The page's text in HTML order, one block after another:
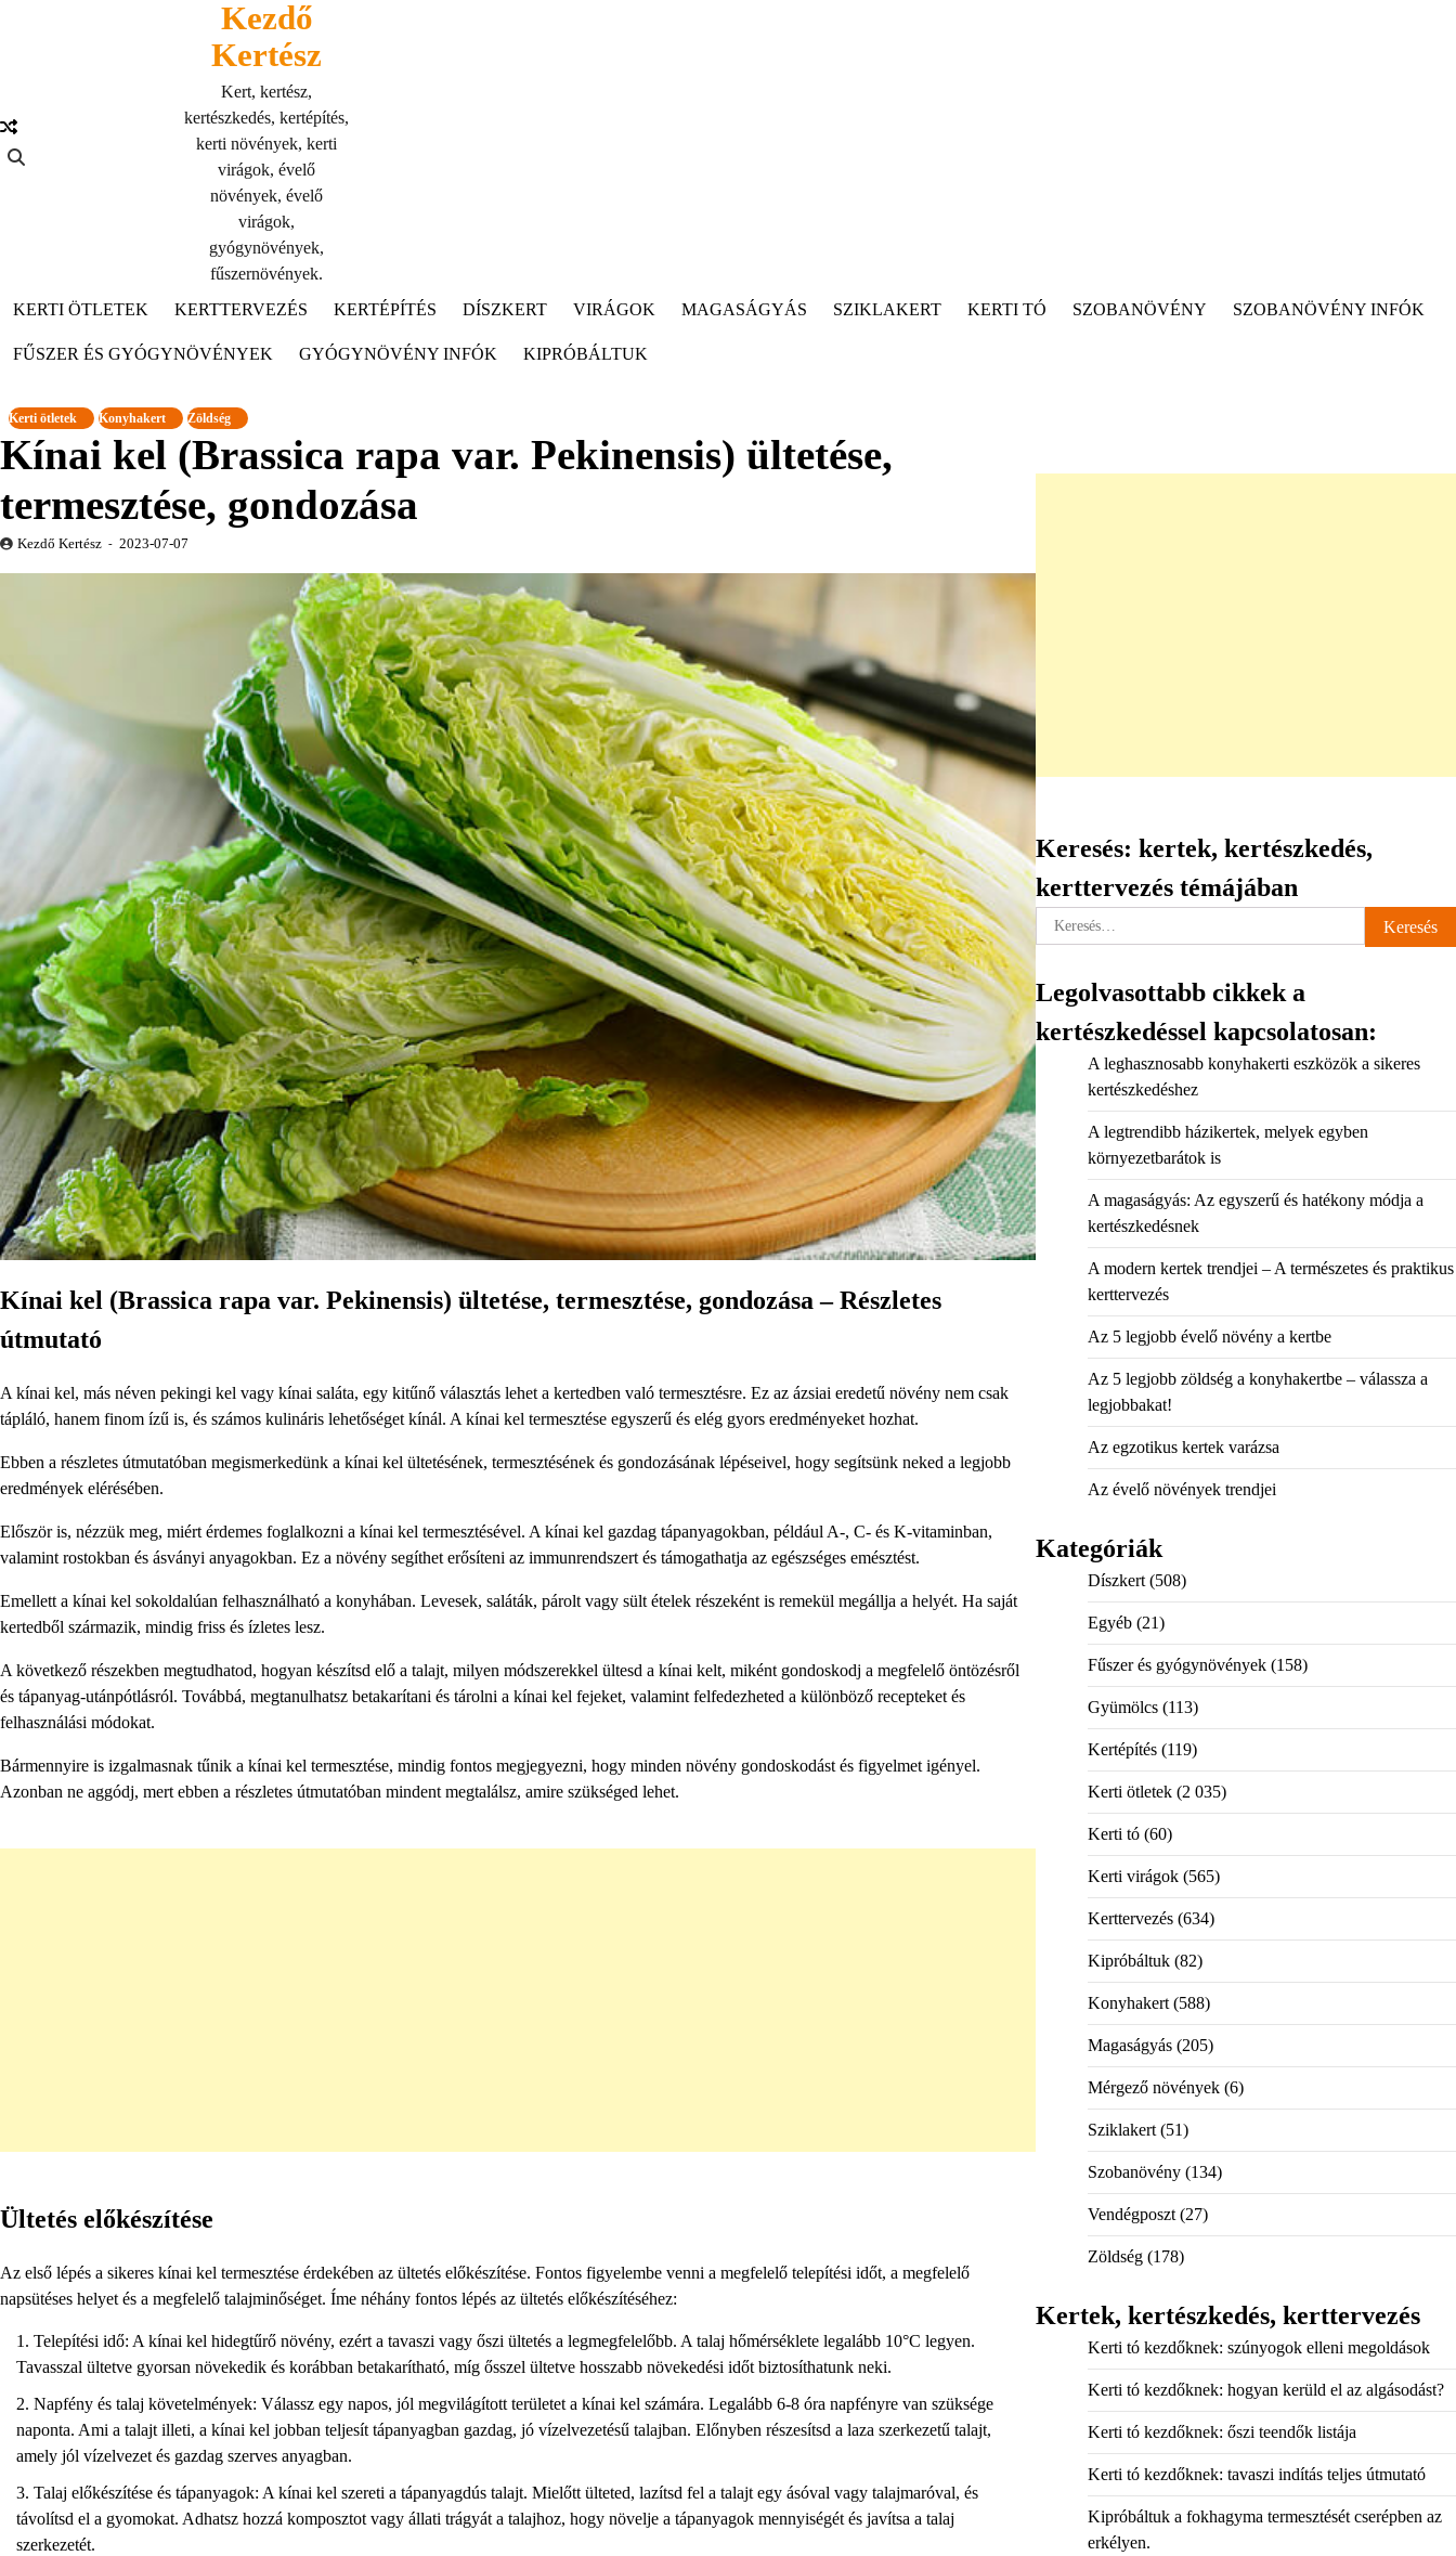
Kezdő
Kertész
Kert, kertész,
kertészkedés, kertépítés,
kerti növények, kerti
virágok, évelő
növények, évelő
virágok,
gyógynövények,
fűszernövények.
KERTI ÖTLETEK
KERTTERVEZÉS KERTÉPÍTÉS DÍSZKERT VIRÁGOK MAGASÁGYÁS SZIKLAKERT KERTI TÓ SZOBANÖVÉNY SZOBANÖVÉNY INFÓK
FŰSZER ÉS GYÓGYNÖVÉNYEK GYÓGYNÖVÉNY INFÓK KIPRÓBÁLTUK
Kerti ötletek Konyhakert Zöldség
Kínai kel (Brassica rapa var. Pekinensis) ültetése,
termesztése, gondozása
Kezdő Kertész 2023-07-07
Kínai kel (Brassica rapa var. Pekinensis) ültetése, termesztése, gondozása – Részletes
útmutató
A kínai kel, más néven pekingi kel vagy kínai saláta, egy kitűnő választás lehet a kertedben való termesztésre. Ez az ázsiai eredetű növény nem csak
tápláló, hanem finom ízű is, és számos kulináris lehetőséget kínál. A kínai kel termesztése egyszerű és elég gyors eredményeket hozhat.
Ebben a részletes útmutatóban megismerkedünk a kínai kel ültetésének, termesztésének és gondozásának lépéseivel, hogy segítsünk neked a legjobb
eredmények elérésében.
Először is, nézzük meg, miért érdemes foglalkozni a kínai kel termesztésével. A kínai kel gazdag tápanyagokban, például A-, C- és K-vitaminban,
valamint rostokban és ásványi anyagokban. Ez a növény segíthet erősíteni az immunrendszert és támogathatja az egészséges emésztést.
Emellett a kínai kel sokoldalúan felhasználható a konyhában. Levesek, saláták, párolt vagy sült ételek részeként is remekül megállja a helyét. Ha saját
kertedből származik, mindig friss és ízletes lesz.
A következő részekben megtudhatod, hogyan készítsd elő a talajt, milyen módszerekkel ültesd a kínai kelt, miként gondoskodj a megfelelő öntözésről
és tápanyag-utánpótlásról. Továbbá, megtanulhatsz betakarítani és tárolni a kínai kel fejeket, valamint felfedezheted a különböző recepteket és
felhasználási módokat.
Bármennyire is izgalmasnak tűnik a kínai kel termesztése, mindig fontos megjegyezni, hogy minden növény gondoskodást és figyelmet igényel.
Azonban ne aggódj, mert ebben a részletes útmutatóban mindent megtalálsz, amire szükséged lehet.
Ültetés előkészítése
Az első lépés a sikeres kínai kel termesztése érdekében az ültetés előkészítése. Fontos figyelembe venni a megfelelő telepítési időt, a megfelelő
napsütéses helyet és a megfelelő talajminőséget. Íme néhány fontos lépés az ültetés előkészítéséhez:
Telepítési idő: A kínai kel hidegtűrő növény, ezért a tavaszi vagy őszi ültetés a legmegfelelőbb. A talaj hőmérséklete legalább 10°C legyen.
Tavasszal ültetve gyorsan növekedik és korábban betakarítható, míg ősszel ültetve hosszabb növekedési időt biztosíthatunk neki.
Napfény és talaj követelmények: Válassz egy napos, jól megvilágított területet a kínai kel számára. Legalább 6-8 óra napfényre van szüksége
naponta. Ami a talajt illeti, a kínai kel jobban teljesít tápanyagban gazdag, jó vízelvezetésű talajban. Előnyben részesítsd a laza szerkezetű talajt,
amely jól vízelvezet és gazdag szerves anyagban.
Talaj előkészítése és tápanyagok: A kínai kel szereti a tápanyagdús talajt. Mielőtt ülteted, lazítsd fel a talajt egy ásóval vagy talajmaróval, és
távolítsd el a gyomokat. Adhatsz hozzá komposztot vagy állati trágyát a talajhoz, hogy növelje a tápanyagok mennyiségét és javítsa a talaj
szerkezetét.
Keresés: kertek, kertészkedés,
kerttervezés témájában
Keresés:
Legolvasottabb cikkek a
kertészkedéssel kapcsolatosan:
A leghasznosabb konyhakerti eszközök a sikeres
kertészkedéshez
A legtrendibb házikertek, melyek egyben
környezetbarátok is
A magaságyás: Az egyszerű és hatékony módja a
kertészkedésnek
A modern kertek trendjei – A természetes és praktikus
kerttervezés
Az 5 legjobb évelő növény a kertbe
Az 5 legjobb zöldség a konyhakertbe – válassza a
legjobbakat!
Az egzotikus kertek varázsa
Az évelő növények trendjei
Kategóriák
Díszkert(508)
Egyéb(21)
Fűszer és gyógynövények(158)
Gyümölcs(113)
Kertépítés(119)
Kerti ötletek(2 035)
Kerti tó(60)
Kerti virágok(565)
Kerttervezés(634)
Kipróbáltuk(82)
Konyhakert(588)
Magaságyás(205)
Mérgező növények(6)
Sziklakert(51)
Szobanövény(134)
Vendégposzt(27)
Zöldség(178)
Kertek, kertészkedés, kerttervezés
Kerti tó kezdőknek: szúnyogok elleni megoldások
Kerti tó kezdőknek: hogyan kerüld el az algásodást?
Kerti tó kezdőknek: őszi teendők listája
Kerti tó kezdőknek: tavaszi indítás teljes útmutató
Kipróbáltuk a fokhagyma termesztését cserépben az
erkélyen.